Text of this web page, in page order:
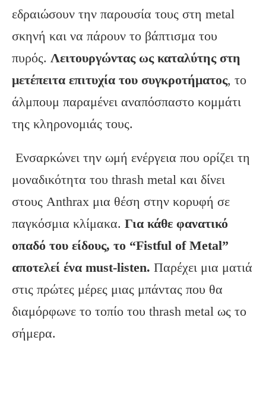
εδραιώσουν την παρουσία τους στη metal
σκηνή και να πάρουν το βάπτισμα του
πυρός. Λειτουργώντας ως καταλύτης στη
μετέπειτα επιτυχία του συγκροτήματος, το
άλμπουμ παραμένει αναπόσπαστο κομμάτι
της κληρονομιάς τους.
Ενσαρκώνει την ωμή ενέργεια που ορίζει τη
μοναδικότητα του thrash metal και δίνει
στους Anthrax μια θέση στην κορυφή σε
παγκόσμια κλίμακα. Για κάθε φανατικό
οπαδό του είδους, το “Fistful of Metal”
αποτελεί ένα must-listen. Παρέχει μια ματιά
στις πρώτες μέρες μιας μπάντας που θα
διαμόρφωνε το τοπίο του thrash metal ως το
σήμερα.